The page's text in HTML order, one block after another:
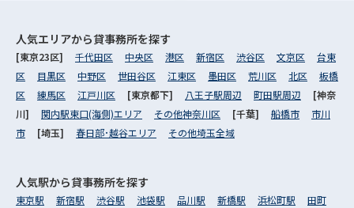
人気エリアから貸事務所を探す
[東京23区] 千代田区 中央区 港区 新宿区 渋谷区 文京区
台東
区
目黒区 中野区 世田谷区 江東区 墨田区 荒川区 北区
板橋
区
練馬区 江戸川区 [東京都下] 八王子駅周辺 町田駅周辺
[神奈
川] 関内駅東口(海側)エリア その他神奈川区 [千葉] 船橋市
市川
市
[埼玉] 春日部･越谷エリア その他埼玉全域
人気駅から貸事務所を探す
東京駅 新宿駅 渋谷駅 池袋駅 品川駅 新橋駅 浜松町駅
田町